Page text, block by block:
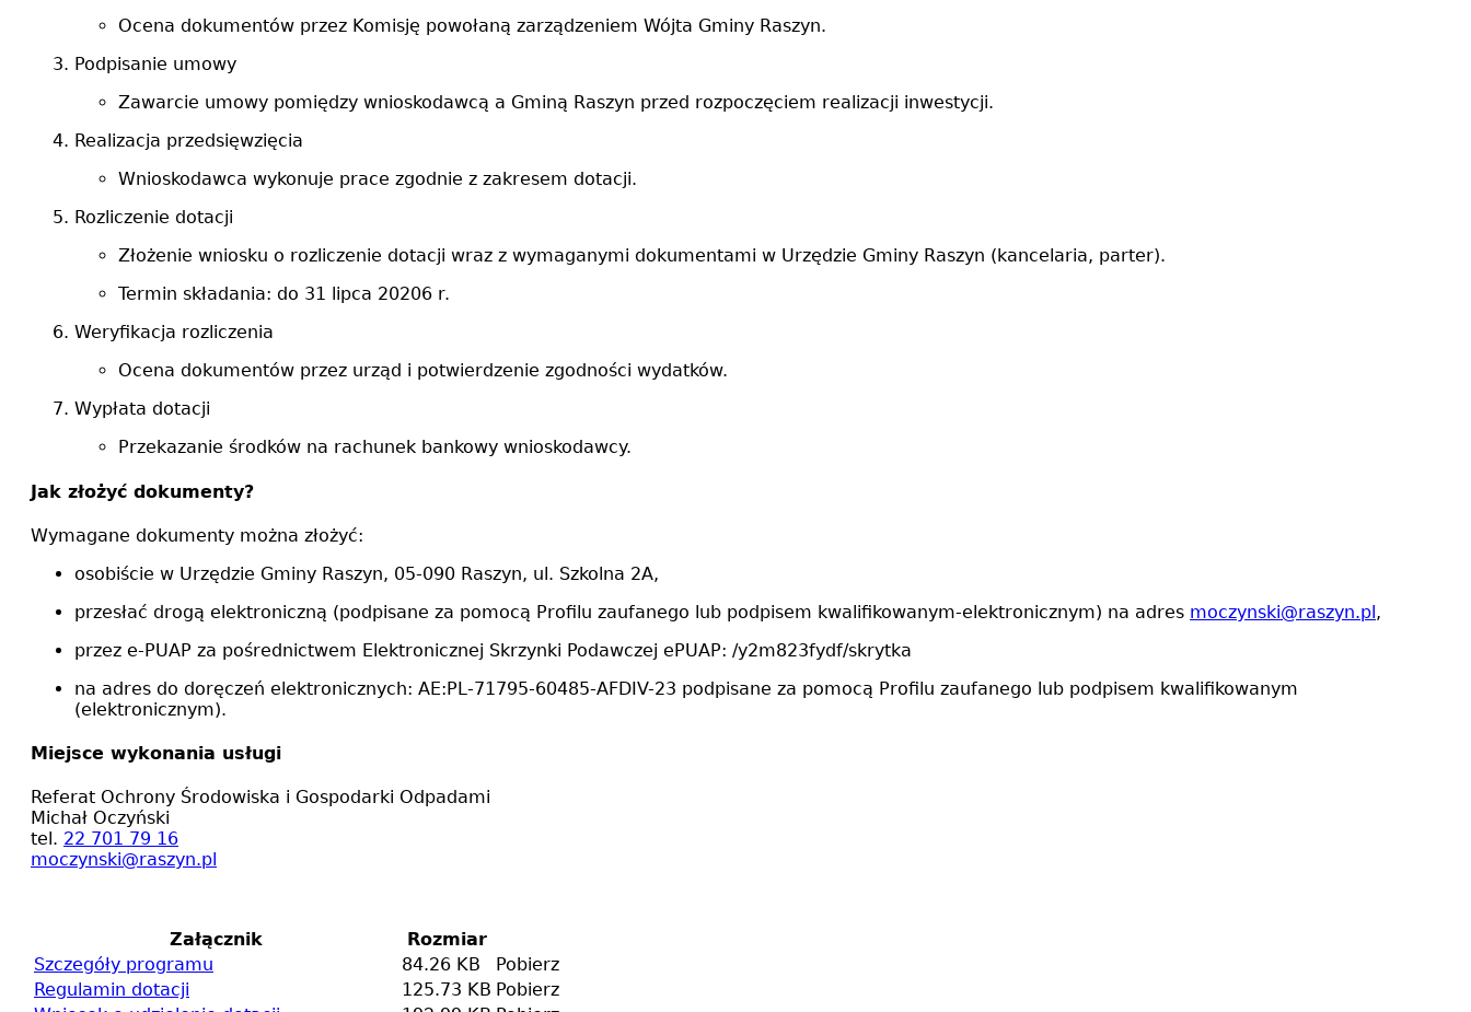
Ocena dokumentów przez Komisję powołaną zarządzeniem Wójta Gminy Raszyn.
Podpisanie umowy
Zawarcie umowy pomiędzy wnioskodawcą a Gminą Raszyn przed rozpoczęciem realizacji inwestycji.
Realizacja przedsięwzięcia
Wnioskodawca wykonuje prace zgodnie z zakresem dotacji.
Rozliczenie dotacji
Złożenie wniosku o rozliczenie dotacji wraz z wymaganymi dokumentami w Urzędzie Gminy Raszyn (kancelaria, parter).
Termin składania: do 31 lipca 20206 r.
Weryfikacja rozliczenia
Ocena dokumentów przez urząd i potwierdzenie zgodności wydatków.
Wypłata dotacji
Przekazanie środków na rachunek bankowy wnioskodawcy.
Jak złożyć dokumenty?
Wymagane dokumenty można złożyć:
osobiście w Urzędzie Gminy Raszyn, 05-090 Raszyn, ul. Szkolna 2A,
przesłać drogą elektroniczną (podpisane za pomocą Profilu zaufanego lub podpisem kwalifikowanym-elektronicznym) na adres moczynski@raszyn.pl,
przez e-PUAP za pośrednictwem Elektronicznej Skrzynki Podawczej ePUAP: /y2m823fydf/skrytka
na adres do doręczeń elektronicznych: AE:PL-71795-60485-AFDIV-23 podpisane za pomocą Profilu zaufanego lub podpisem kwalifikowanym
(elektronicznym).
Miejsce wykonania usługi
Referat Ochrony Środowiska i Gospodarki Odpadami
Michał Oczyński
tel. 22 701 79 16
moczynski@raszyn.pl
Załącznik
Rozmiar
Szczegóły programu
84.26 KB
Pobierz
Regulamin dotacji
125.73 KB Pobierz